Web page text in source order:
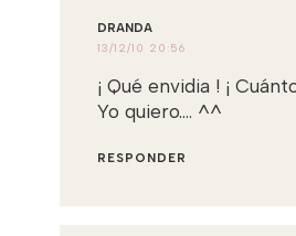
DRANDA
13/12/10 20:56
¡ Qué envidia ! ¡
Yo quiero.... ^^
RESPONDER